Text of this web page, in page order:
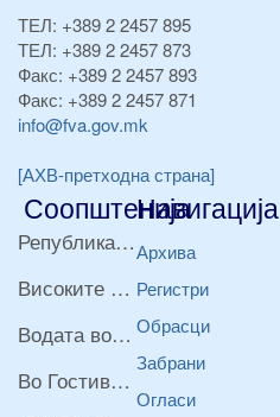
ТЕЛ: +389 2 2457 895
ТЕЛ: +389 2 2457 873
Факс: +389 2 2457 893
Факс: +389 2 2457 871
info@fva.gov.mk
[АХВ-претходна страна]
Соопштенија
Република Бугарија ги засили официјалните контроли при увоз на свежо овошје и зеленчук
Високите температури ризик од труење со храна, опасни се и за животните
Водата во Гостивар може да се користи како техничка, продолжува испораката на флаширана вода
Во Гостивар спроведени 70 вонредни контроли
Навигација
Архива
Регистри
Обрасци
Забрани
Огласи